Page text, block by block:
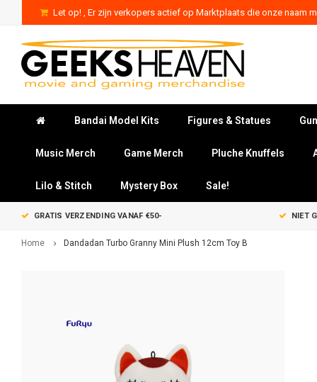
Let op! , Er zijn verkopers actief op Marktplaats die onze naam
Bandai Model Kits Figures & Statues
Music Merch Game Merch Pluche Knuffels
Lilo & Stitch Mystery Box Sale!
GRATIS VERZENDING VANAF €50- NIET
Home Dandadan Turbo Granny Mini Plush 12cm Toy B